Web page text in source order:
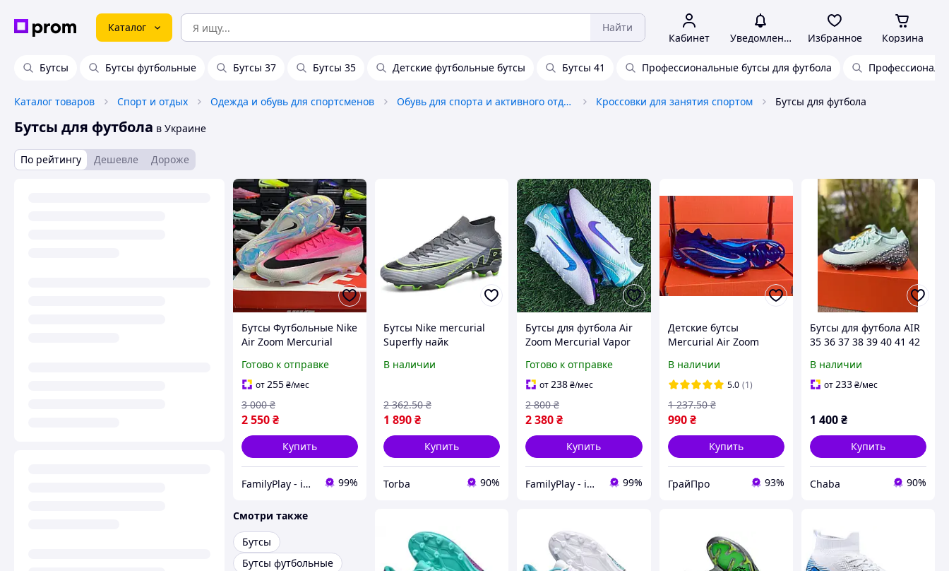
Каталог Найти
Кабинет Уведомления Избранное Корзина
Бутсы Бутсы футбольные Бутсы 37 Бутсы 35 Детские футбольные бутсы Бутсы 41 Профессиональные бутсы для футбола
Каталог товаров Спорт и отдых Одежда и обувь для спортсменов Обувь для спорта и активного отдыха Кроссовки для занятия спортом Бутсы для футбола
Бутсы для футбола в Украине
По рейтингу Дешевле Дороже
Бутсы Футбольные Nike
Air Zoom Mercurial
Найк Меркуриал для
футбола размеры 36-45
Готово к отправке
от255₴/мес
2 550₴
3 000 ₴
Купить
FamilyPlay - ідеальне поєднання спортивних та дитячих товарів 99%
Бутсы Nike mercurial
Superfly найк
футбольная обувь
бутси с носком копочки
В наличии
1 890₴
2 362.50 ₴
Купить
Torba 90%
Бутсы для футбола Air
Zoom Mercurial Vapor
футбольные бутсы найк
Готово к отправке
от238₴/мес
2 380₴
2 800 ₴
Купить
FamilyPlay - ідеальне поєднання спортивних та дитячих товарів 99%
Детские бутсы
Mercurial Air Zoom
бутсы для футбола
бутсы с носком 33-38 р
В наличии
5.0 (1)
990 ₴
1 237.50 ₴
Купить
ГрайПро 93%
Бутсы для футбола AIR
35 36 37 38 39 40 41 42
В наличии
от233₴/мес
1 400₴
Купить
Chaba 90%
Смотри также
Бутсы
Бутсы футбольные